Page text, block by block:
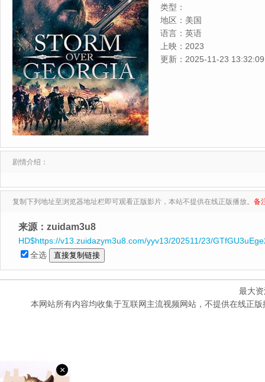
瑟,Eddie,Rodgers,约瑟夫·
类型：
地区： 美国
语言： 英语
上映： 2023
更新： 2025-11-23 13:32:09
剧情介绍：
复制下列地址至浏览器地址栏即可观看正版影片，本站不提供在线正版播放。 备
来源：zuidam3u8
HD$https://v13.zuidazym3u8.com/yyv13/202511/23/
全选
最大
本网站所有内容均收集于互联网主流视频网站，不提供在线正
×